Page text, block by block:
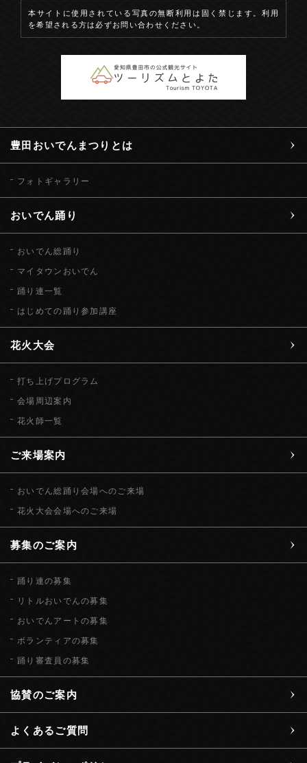
豊田おいでんまつりとは
フォトギャラリー
おいでん踊り
おいでん総踊り
マイタウンおいでん
踊り連一覧
はじめての踊り参加講座
花火大会
打ち上げプログラム
会場周辺案内
花火師一覧
ご来場案内
おいでん総踊り会場へのご来場
花火大会会場へのご来場
募集のご案内
踊り連の募集
リトルおいでんの募集
おいでんアートの募集
ボランティアの募集
踊り審査員の募集
協賛のご案内
よくあるご質問
本サイトに使用されている写真の無断利用は固く禁じます。利用
を希望される方は必ずお問い合わせください。